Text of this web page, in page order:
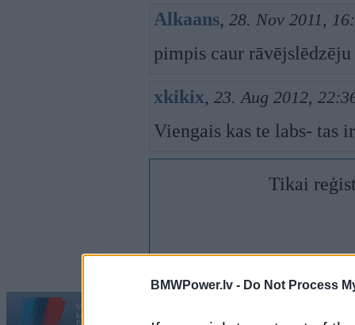
BMWPower.lv - Do Not Process
Alkaans, 28. Nov 2011,
pimpis caur
xkikix, 23. Aug 2012,
Viengais kas te labs- tas
Tikai
Vortāls BMWPower.lv darbojas
kopš 2002. gada 14. maija. Tas nav auto klubs un nav saistīts ar
BMW AG.
Galvena |